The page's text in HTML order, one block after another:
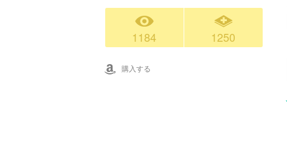
1184 1250
購入する